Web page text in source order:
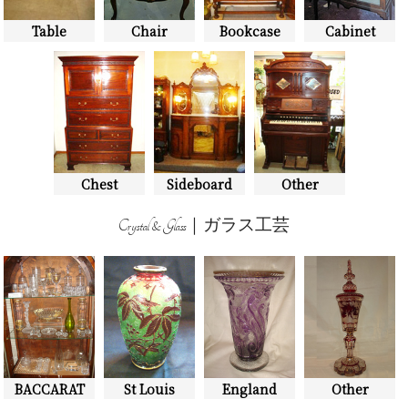
Table Chair Bookcase Cabinet
Chest Sideboard Other
Crystal & Glass｜ガラス工芸
BACCARAT St Louis England Other